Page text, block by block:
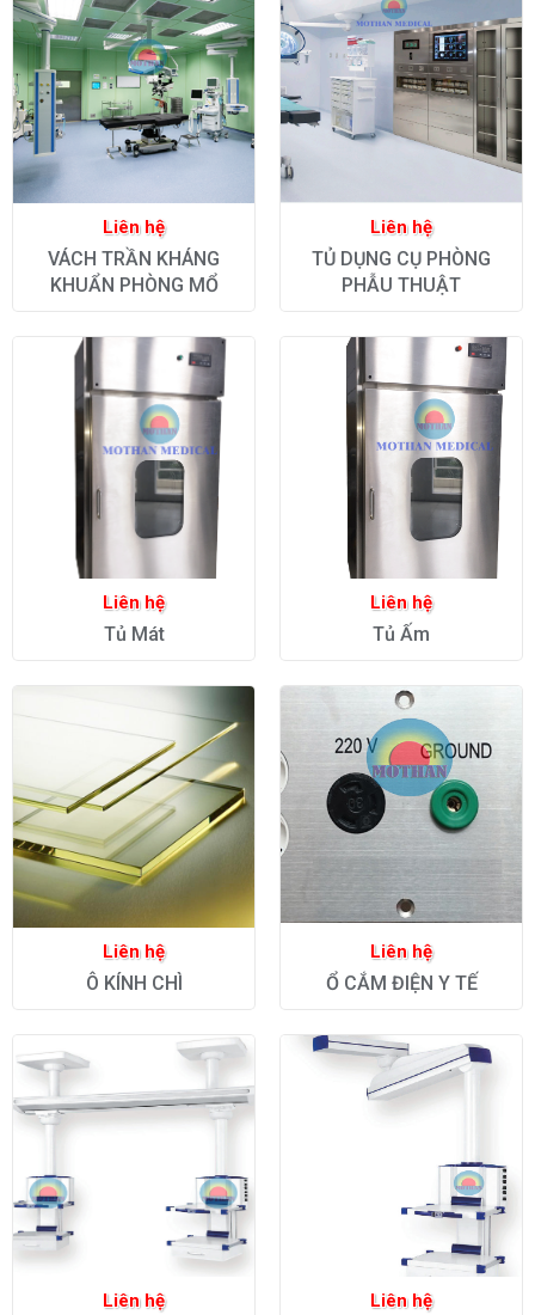
Liên hệ
VÁCH TRẦN KHÁNG
KHUẨN PHÒNG MỔ
Liên hệ
TỦ DỤNG CỤ PHÒNG
PHẪU THUẬT
Liên hệ
Tủ Mát
Liên hệ
Tủ Ấm
Liên hệ
Ô KÍNH CHÌ
Liên hệ
Ổ CẮM ĐIỆN Y TẾ
Liên hệ Liên hệ